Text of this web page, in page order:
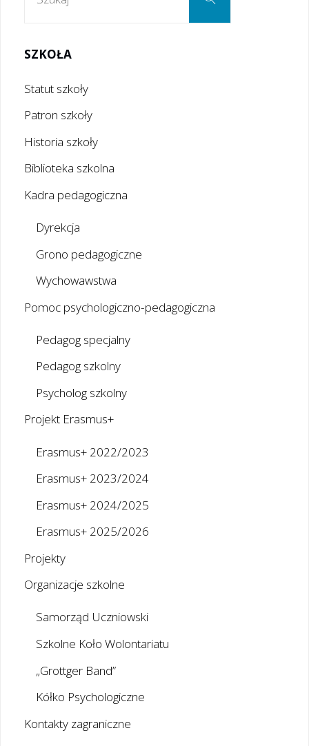
SZKOŁA
Statut szkoły
Patron szkoły
Historia szkoły
Biblioteka szkolna
Kadra pedagogiczna
Dyrekcja
Grono pedagogiczne
Wychowawstwa
Pomoc psychologiczno-pedagogiczna
Pedagog specjalny
Pedagog szkolny
Psycholog szkolny
Projekt Erasmus+
Erasmus+ 2022/2023
Erasmus+ 2023/2024
Erasmus+ 2024/2025
Erasmus+ 2025/2026
Projekty
Organizacje szkolne
Samorząd Uczniowski
Szkolne Koło Wolontariatu
„Grottger Band”
Kółko Psychologiczne
Kontakty zagraniczne